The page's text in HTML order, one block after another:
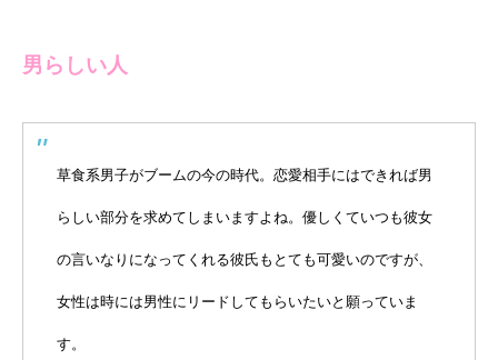
男らしい人
草食系男子がブームの今の時代。恋愛相手にはできれば男
らしい部分を求めてしまいますよね。優しくていつも彼女
の言いなりになってくれる彼氏もとても可愛いのですが、
女性は時には男性にリードしてもらいたいと願っていま
す。